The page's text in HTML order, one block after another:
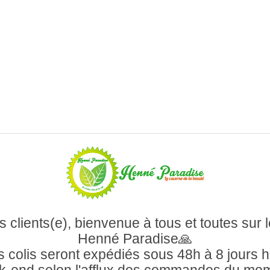
clients(e), bienvenue à tous et toutes sur
Henné Paradise🙏
colis seront expédiés sous 48h à 8 jours